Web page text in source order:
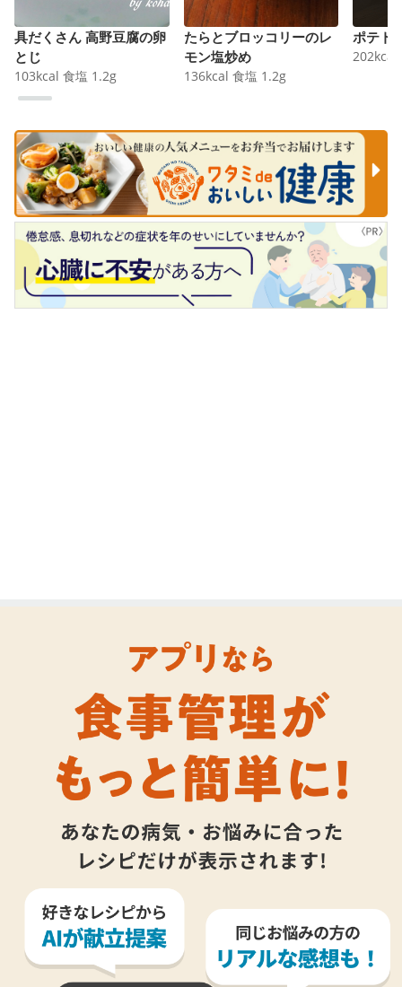
具だくさん 高野豆腐の卵
とじ
103kcal 食塩 1.2g
たらとブロッコリーのレ
モン塩炒め
136kcal 食塩 1.2g
ポテト
202kcal